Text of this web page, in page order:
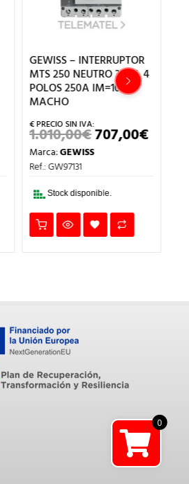
GEWISS – INTERRUPTOR
MTS 250 NEUTRO 36KA 4
POLOS 250A IM=10ITH
MACHO
1.010,00€EL
PRECIO
ORIGINAL
707,00€EL
Marca:GEWISS
Ref.: GW97131
Stock disponible.
0